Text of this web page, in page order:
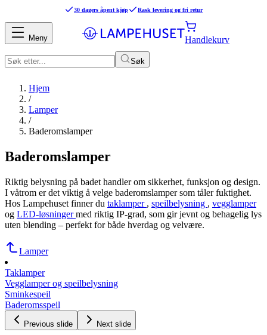
30 dagers åpent kjøp Rask levering og fri retur
Søk
Handlekurv
Meny
Hjem
/
Lamper
/
Baderomslamper
Baderomslamper
Riktig belysning på badet handler om sikkerhet, funksjon og design.
I våtrom er det viktig å velge baderomslamper som tåler fuktighet.
Hos Lampehuset finner du taklamper , speilbelysning , vegglamper
og LED-løsningermed riktig IP-grad, som gir jevnt og behagelig lys
uten blending – perfekt for både hverdag og velvære.
Lamper
Taklamper
Vegglamper og speilbelysning
Sminkespeil
Baderomsspeil
Previous slide Next slide